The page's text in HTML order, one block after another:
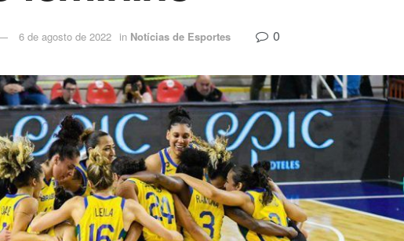
6 de agosto de 2022 in Notícias de Esportes 0